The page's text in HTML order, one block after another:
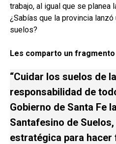
trabajo, al igual que se planea
¿Sabías que la provincia
suelos?
Les comparto un fragmento
“Cuidar los suelos de
responsabilidad de
Gobierno de Santa Fe
Santafesino de
estratégica para